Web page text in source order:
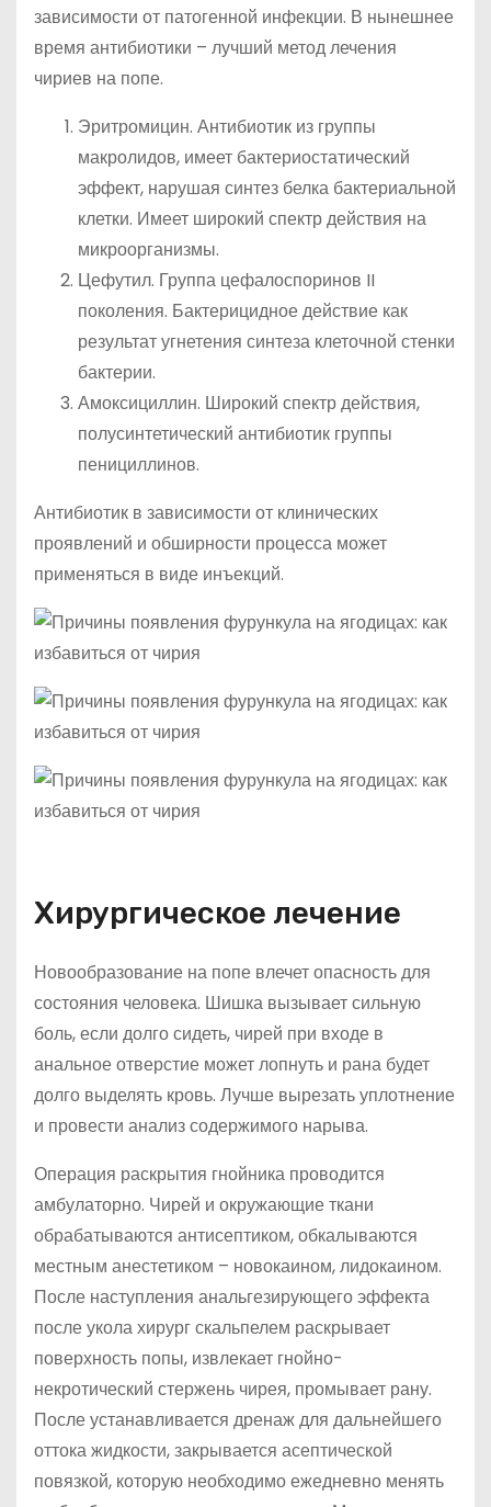
зависимости от патогенной инфекции. В нынешнее
время антибиотики – лучший метод лечения
чириев на попе.
Эритромицин. Антибиотик из группы
макролидов, имеет бактериостатический
эффект, нарушая синтез белка бактериальной
клетки. Имеет широкий спектр действия на
микроорганизмы.
Цефутил. Группа цефалоспоринов II
поколения. Бактерицидное действие как
результат угнетения синтеза клеточной стенки
бактерии.
Амоксициллин. Широкий спектр действия,
полусинтетический антибиотик группы
пенициллинов.
Антибиотик в зависимости от клинических
проявлений и обширности процесса может
применяться в виде инъекций.
Хирургическое лечение
Новообразование на попе влечет опасность для
состояния человека. Шишка вызывает сильную
боль, если долго сидеть, чирей при входе в
анальное отверстие может лопнуть и рана будет
долго выделять кровь. Лучше вырезать уплотнение
и провести анализ содержимого нарыва.
Операция раскрытия гнойника проводится
амбулаторно. Чирей и окружающие ткани
обрабатываются антисептиком, обкалываются
местным анестетиком – новокаином, лидокаином.
После наступления анальгезирующего эффекта
после укола хирург скальпелем раскрывает
поверхность попы, извлекает гнойно-
некротический стержень чирея, промывает рану.
После устанавливается дренаж для дальнейшего
оттока жидкости, закрывается асептической
повязкой, которую необходимо ежедневно менять